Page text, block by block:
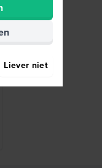
Liever niet